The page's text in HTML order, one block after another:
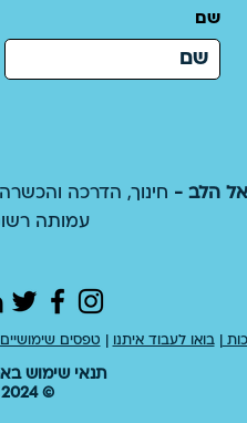
שם
אל הלב - חינוך, הדרכה
עמותה רשומה:
|בואו לעבוד איתנו טפסים שימושיים
תנאי שימוש
© 2024 by El HaLev